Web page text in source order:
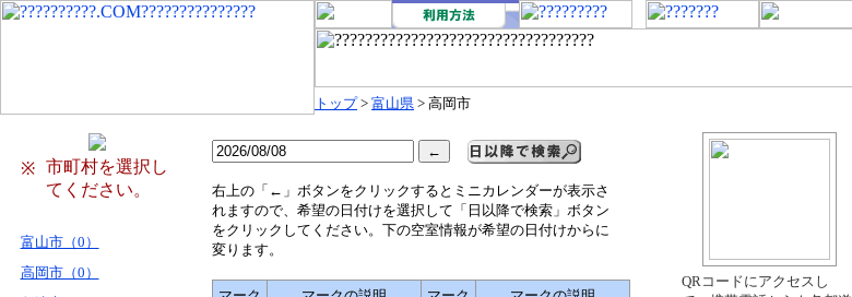
トップ> 富山県 > 高岡市
※
市町村を選択し
てください。
富山市（0）
高岡市（0）
右上の「←」ボタンをクリックするとミニカレンダーが表示さ
れますので、希望の日付けを選択して「日以降で検索」ボタン
をクリックしてください。下の空室情報が希望の日付けからに
変ります。
QRコードにアクセスし